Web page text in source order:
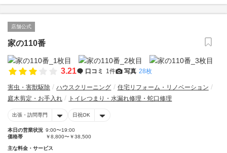
店舗公式
家の110番
3.21 口コミ 1件 写真 28枚
害虫・害獣駆除 ハウスクリーニング
住宅リフォーム・リノベーション
庭木剪定・お手入れ
トイレつまり・水漏れ修理・蛇口修理
出張・訪問専門 日祝OK
本日の営業状況 9:00〜19:00
価格帯
￥8,800〜￥38,500
主な料金・サービス